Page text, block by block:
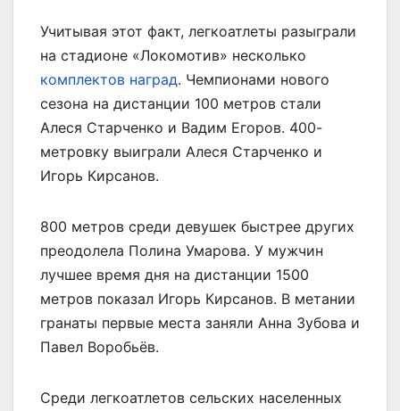
Учитывая этот факт, легкоатлеты разыграли
на стадионе «Локомотив» несколько
комплектов наград. Чемпионами нового
сезона на дистанции 100 метров стали
Алеся Старченко и Вадим Егоров. 400-
метровку выиграли Алеся Старченко и
Игорь Кирсанов.
800 метров среди девушек быстрее других
преодолела Полина Умарова. У мужчин
лучшее время дня на дистанции 1500
метров показал Игорь Кирсанов. В метании
гранаты первые места заняли Анна Зубова и
Павел Воробьёв.
Среди легкоатлетов сельских населенных